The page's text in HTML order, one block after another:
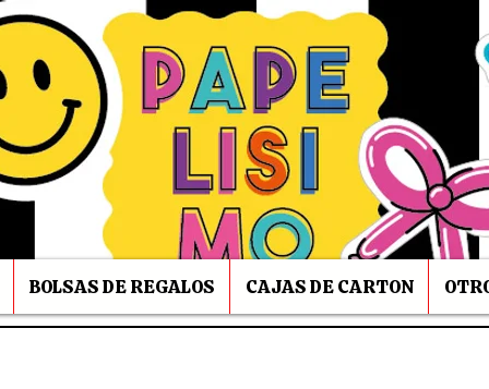
BOLSAS DE REGALOS CAJAS DE CARTON